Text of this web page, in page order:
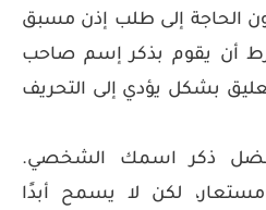
الحاجة إلى طلب إذن مسبق
أن يقوم بذكر إسم صاحب
بشكل يؤدي إلى التحريف
ذكر اسمك الشخصي.
لكن لا يسمح أبدًا